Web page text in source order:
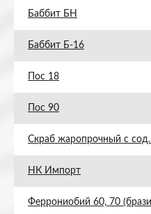
Баббит БН
Баббит Б-16
Пос 18
Пос 90
Скраб жаропрочный с
НК Импорт
Феррониобий 60, 70